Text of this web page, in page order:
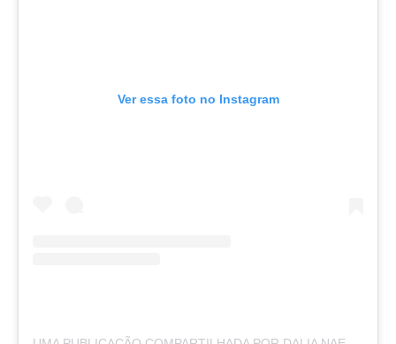
Ver essa foto no Instagram